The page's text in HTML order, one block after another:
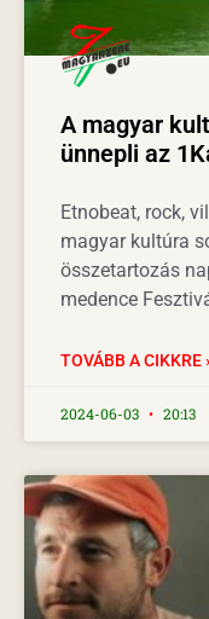
A magyar
ünnepli az
Etnobeat, rock,
magyar kultúra
összetartozás
medence
TOVÁBB A CIKKRE
2024-06-03 20:13